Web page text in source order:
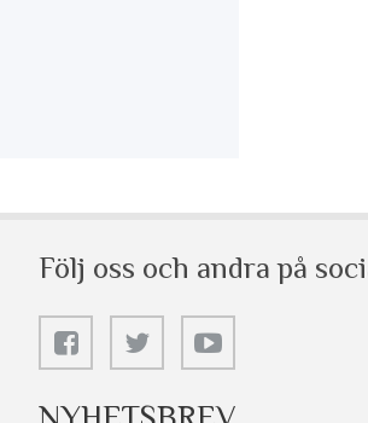
Följ oss och andra på